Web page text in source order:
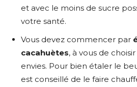
et avec le moins de sucre
votre santé.
Vous devez commencer par
cacahuètes, à vous de
envies. Pour bien étaler le
est conseillé de le faire